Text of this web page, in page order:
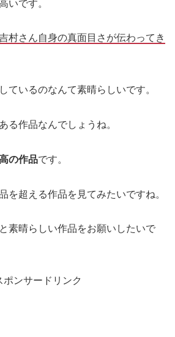
いです。
村さん自身の真面目さが伝わってき
ているのなんて素晴らしいです。
る作品なんでしょうね。
の作品です。
を超える作品を見てみたいですね。
素晴らしい作品をお願いしたいで
ポンサードリンク